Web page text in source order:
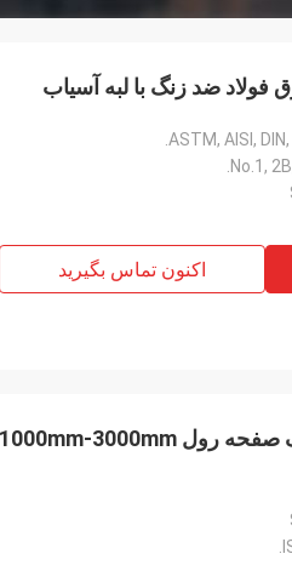
ASTM, AISI,
No.1,
اکنون تماس بگیرید